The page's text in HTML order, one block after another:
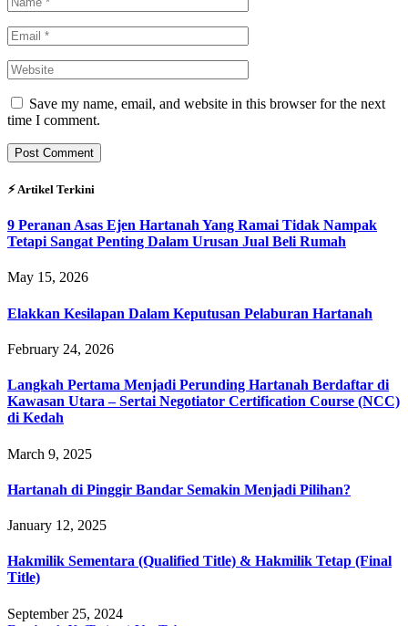
Save my name, email, and website in this browser for the next
time I comment.
⚡︎ Artikel Terkini
9 Peranan Asas Ejen Hartanah Yang Ramai Tidak Nampak
Tetapi Sangat Penting Dalam Urusan Jual Beli Rumah
May 15, 2026
Elakkan Kesilapan Dalam Keputusan Pelaburan Hartanah
February 24, 2026
Langkah Pertama Menjadi Perunding Hartanah Berdaftar di
Kawasan Utara – Sertai Negotiator Certification Course (NCC)
di Kedah
March 9, 2025
Hartanah di Pinggir Bandar Semakin Menjadi Pilihan?
January 12, 2025
Hakmilik Sementara (Qualified Title) & Hakmilik Tetap (Final
Title)
September 25, 2024